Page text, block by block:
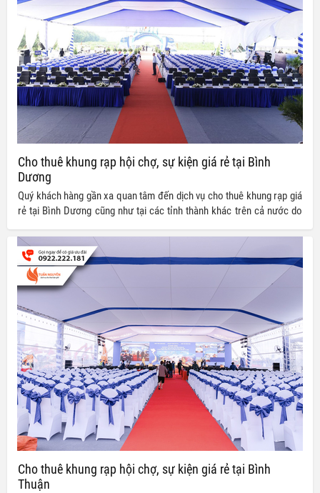
Cho thuê khung rạp hội chợ, sự kiện giá rẻ tại Bình
Dương
Quý khách hàng gần xa quan tâm đến dịch vụ cho thuê khung rạp giá
rẻ tại Bình Dương cũng như tại các tỉnh thành khác trên cả nước do
thuê dưới đây
Cho thuê khung rạp hội chợ, sự kiện giá rẻ tại Bình
Thuận